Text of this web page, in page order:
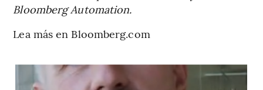
Bloomberg Automation.
Lea más en Bloomberg.com